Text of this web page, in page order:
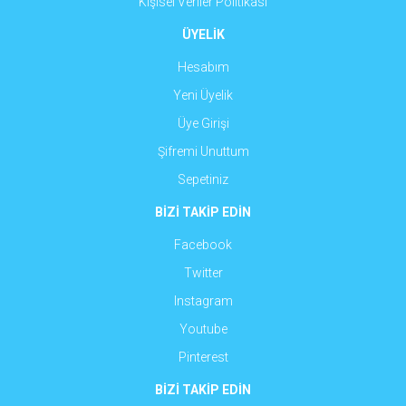
ÜYELİK
Hesabım
Yeni Üyelik
Üye Girişi
Şifremi Unuttum
Sepetiniz
BİZİ TAKİP EDİN
Facebook
Twitter
Instagram
Youtube
Pinterest
BİZİ TAKİP EDİN